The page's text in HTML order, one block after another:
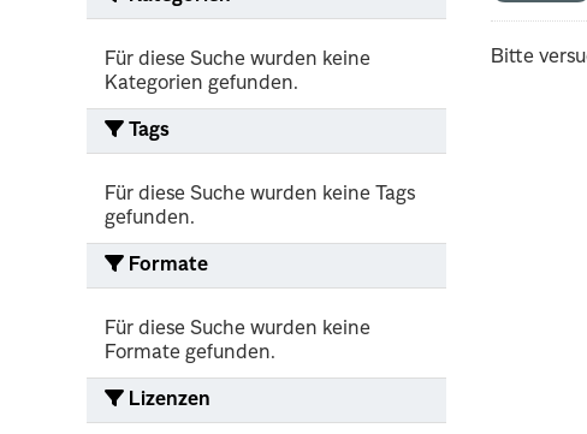
Für diese Suche wurden keine
Kategorien gefunden.
Tags
Für diese Suche wurden keine Tags
gefunden.
Formate
Für diese Suche wurden keine
Formate gefunden.
Lizenzen
Bitte